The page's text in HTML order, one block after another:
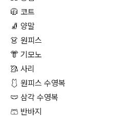
🧥 코트
🧦 양말
👗 원피스
👘 기모노
🥻 사리
🩱 원피스 수영복
🩲 삼각 수영복
🩳 반바지